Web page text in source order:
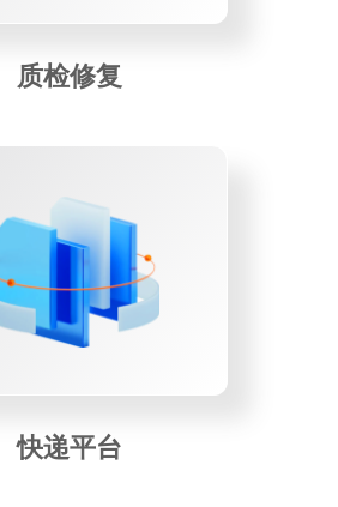
质检修复
快递平台